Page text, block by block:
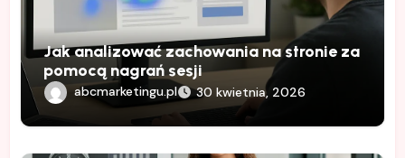
Jak analizować zachowania na stronie za
pomocą nagrań sesji
abcmarketingu.pl 30 kwietnia, 2026